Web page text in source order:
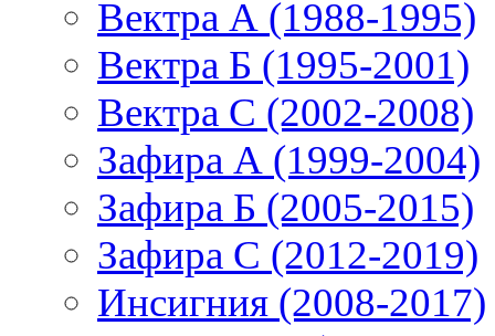
Вектра А (1988-1995)
Вектра Б (1995-2001)
Вектра С (2002-2008)
Зафира А (1999-2004)
Зафира Б (2005-2015)
Зафира С (2012-2019)
Инсигния (2008-2017)